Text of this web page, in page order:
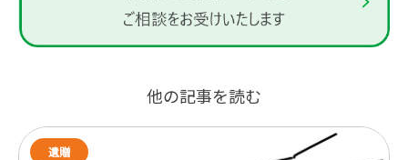
他の記事を読む
遺贈